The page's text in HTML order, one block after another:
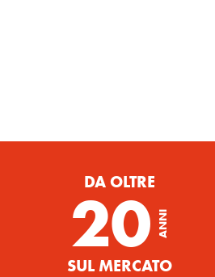
DA OLTRE
20 ANNI
SUL MERCATO